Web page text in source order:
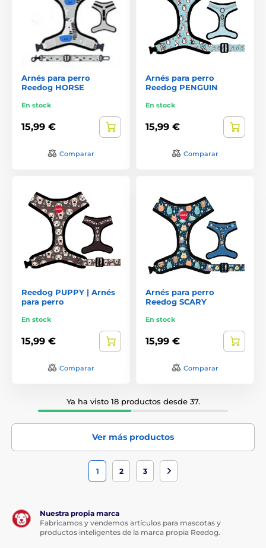
Arnés para perro
Reedog HORSE
En stock
15,99 €
Comparar
Arnés para perro
Reedog PENGUIN
En stock
15,99 €
Comparar
Reedog PUPPY | Arnés
para perro
En stock
15,99 €
Comparar
Arnés para perro
Reedog SCARY
En stock
15,99 €
Comparar
Ya ha visto 18 productos desde 37.
Ver más productos
1 2 3
Nuestra propia marca
Fabricamos y vendemos artículos para mascotas y
productos inteligentes de la marca propia Reedog.